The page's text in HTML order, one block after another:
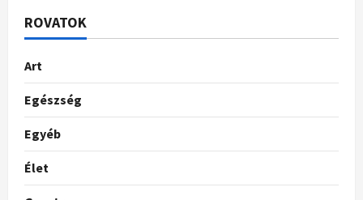
ROVATOK
Art
Egészség
Egyéb
Élet